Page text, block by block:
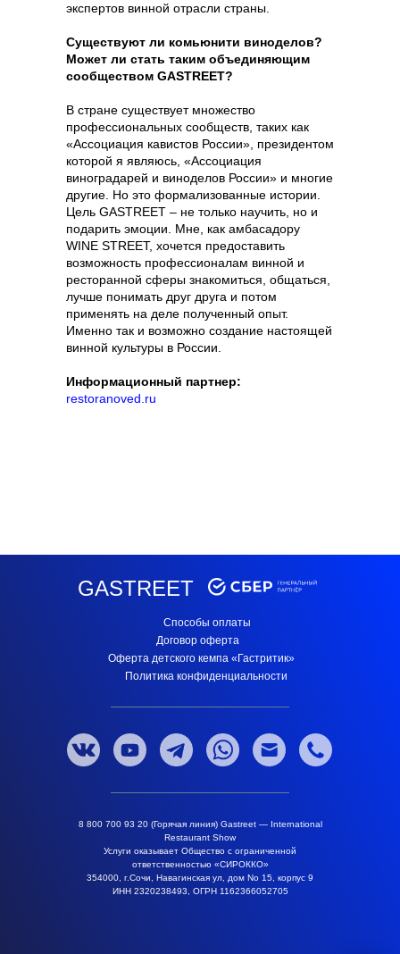
экспертов винной отрасли страны.
Существуют ли комьюнити виноделов?
Может ли стать таким объединяющим
сообществом GASTREET?
В стране существует множество
профессиональных сообществ, таких как
«Ассоциация кавистов России», президентом
которой я являюсь, «Ассоциация
виноградарей и виноделов России» и многие
другие. Но это формализованные истории.
Цель GASTREET – не только научить, но и
подарить эмоции. Мне, как амбасадору
WINE STREET, хочется предоставить
возможность профессионалам винной и
ресторанной сферы знакомиться, общаться,
лучше понимать друг друга и потом
применять на деле полученный опыт.
Именно так и возможно создание настоящей
винной культуры в России.
Информационный партнер:
restoranoved.ru
8 800 700 93 20 (Горячая линия) Gastreet — International
Restaurant Show
Услуги оказывает Общество с ограниченной
ответственностью «СИРОККО»
354000, г.Сочи, Навагинская ул, дом No 15, корпус 9
ИНН 2320238493, ОГРН 1162366052705
Договор оферта
Оферта детского кемпа «Гастритик»
GASTREET
Политика конфиденциальности
Способы оплаты